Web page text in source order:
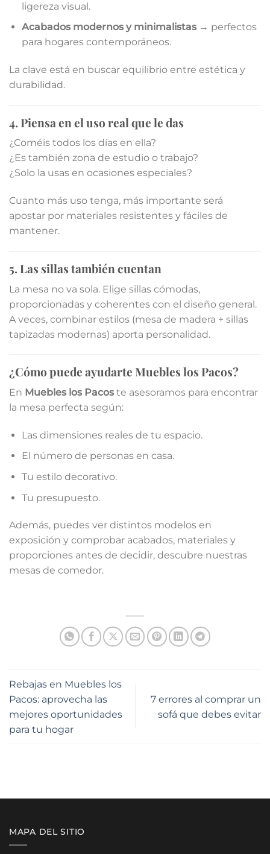
ligereza visual.
Acabados modernos y minimalistas→ perfectos
para hogares contemporáneos.
La clave está en buscar equilibrio entre estética y
durabilidad.
4. Piensa en el uso real que le das
¿Coméis todos los días en ella?
¿Es también zona de estudio o trabajo?
¿Solo la usas en ocasiones especiales?
Cuanto más uso tenga, más importante será
apostar por materiales resistentes y fáciles de
mantener.
5. Las sillas también cuentan
La mesa no va sola. Elige sillas cómodas,
proporcionadas y coherentes con el diseño general.
A veces, combinar estilos (mesa de madera + sillas
tapizadas modernas) aporta personalidad.
¿Cómo puede ayudarte Muebles los Pacos?
En Muebles los Pacos te asesoramos para encontrar
la mesa perfecta según:
Las dimensiones reales de tu espacio.
El número de personas en casa.
Tu estilo decorativo.
Tu presupuesto.
Además, puedes ver distintos modelos en
exposición y comprobar acabados, materiales y
proporciones antes de decidir, descubre nuestras
mesas de comedor.
Rebajas en Muebles los
Pacos: aprovecha las
mejores oportunidades
para tu hogar
7 errores al comprar un
sofá que debes evitar
MAPA DEL SITIO